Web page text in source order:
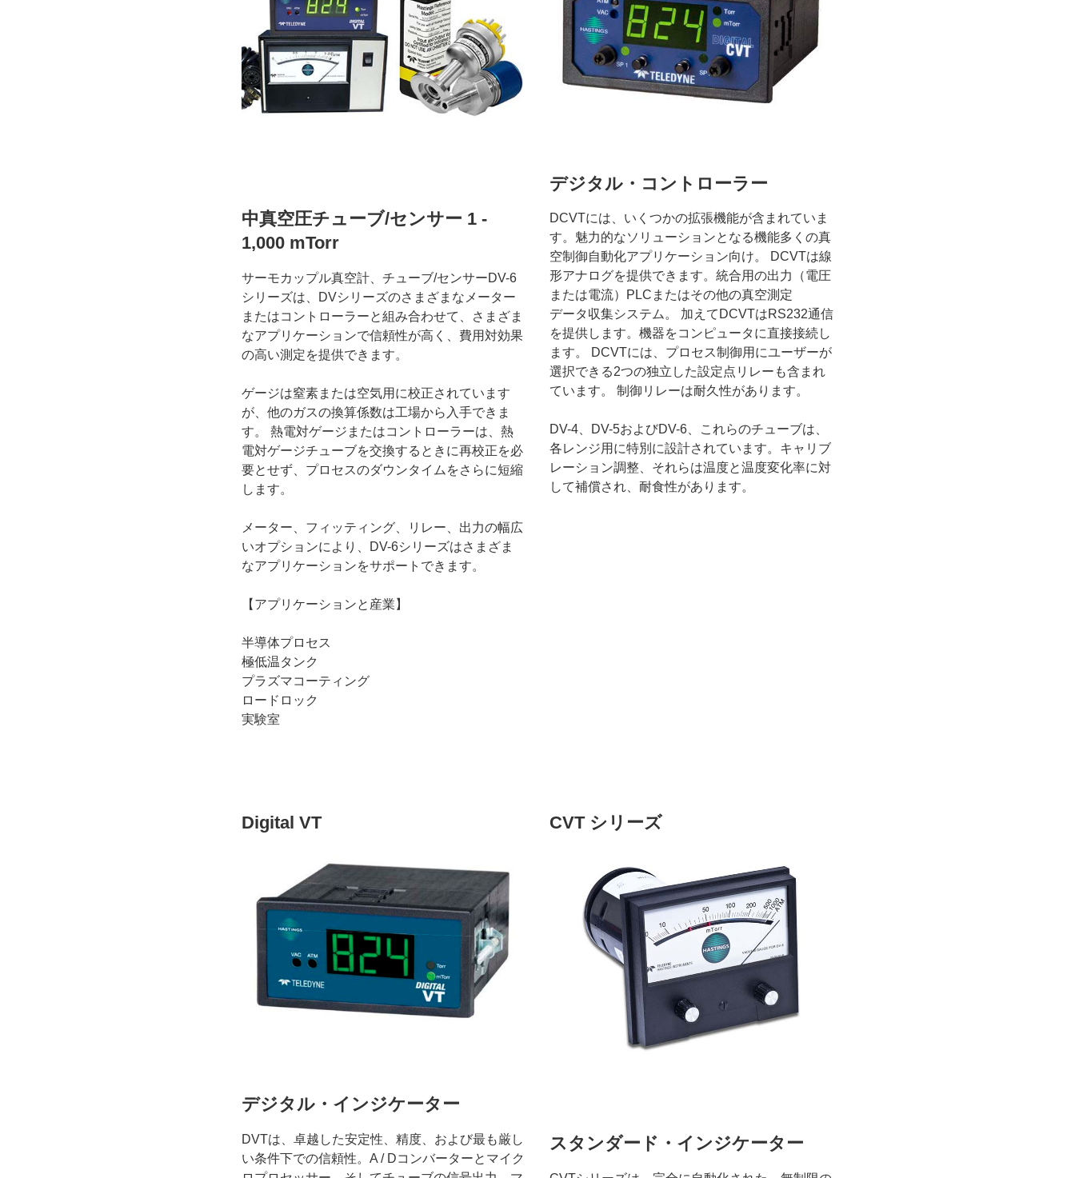
中真空圧チューブ/センサー ​1 -
1,000 mTorr
サーモカップル真空計、チューブ/センサーDV-6
シリーズは、DVシリーズのさまざまなメーター
またはコントローラーと組み合わせて、さまざま
なアプリケーションで信頼性が高く、費用対効果
の高い測定を提供できます。
ゲージは窒素または空気用に校正されています
が、他のガスの換算係数は工場から入手できま
す。 熱電対ゲージまたはコントローラーは、熱
電対ゲージチューブを交換するときに再校正を必
要とせず、プロセスのダウンタイムをさらに短縮
します。
メーター、フィッティング、リレー、出力の幅広
いオプションにより、DV-6シリーズはさまざま
なアプリケーションをサポートできます。
【アプリケーションと産業】
半導体プロセス
極低温タンク
プラズマコーティング
ロードロック
実験室
デジタル・コントローラー
DCVTには、いくつかの拡張機能が含まれていま
す。魅力的なソリューションとなる機能多くの真
空制御自動化アプリケーション向け。 DCVTは線
形アナログを提供できます。統合用の出力（電圧
または電流）PLCまたはその他の真空測定
データ収集システム。 加えてDCVTはRS232通信
を提供します。機器をコンピュータに直接接続し
ます。 DCVTには、プロセス制御用にユーザーが
選択できる2つの独立した設定点リレーも含まれ
ています。 制御リレーは耐久性があります。
DV-4、DV-5およびDV-6、これらのチューブは、
各レンジ用に特別に設計されています。キャリブ
レーション調整、それらは温度と温度変化率に対
して補償され、耐食性があります。
Digital VT
デジタル・インジケーター
DVTは、卓越した安定性、精度、および最も厳し
い条件下での信頼性。A / Dコンバーターとマイク
CVT シリーズ
スタンダード・インジケーター